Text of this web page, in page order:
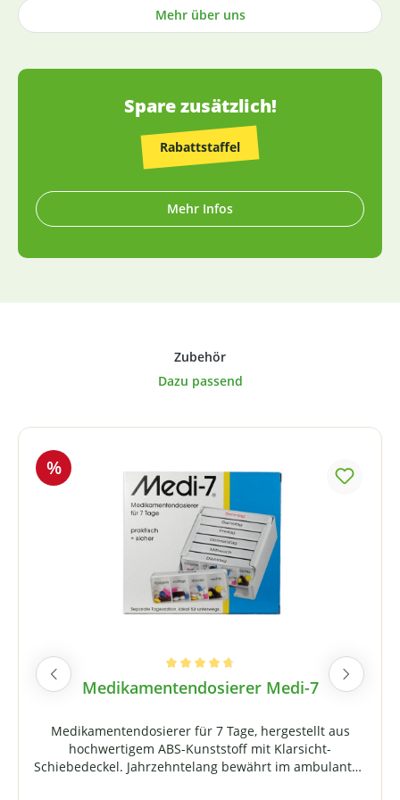
Tabletten sowie die Abfüllung praktisch aller Produkte
erfolgt in Deutschland (die wenigen Ausnahmen sind
Mehr über uns
Spare zusätzlich!
Rabattstaffel
Mehr Infos
Produktgalerie überspringen
%
Durchschnittliche Bewertung von 4.8 von 5 Sternen
Medikamentendosierer Medi-7
Medikamentendosierer für 7 Tage, hergestellt aus
hochwertigem ABS-Kunststoff mit Klarsicht-
Schiebedeckel. Jahrzehntelang bewährt im ambulanten